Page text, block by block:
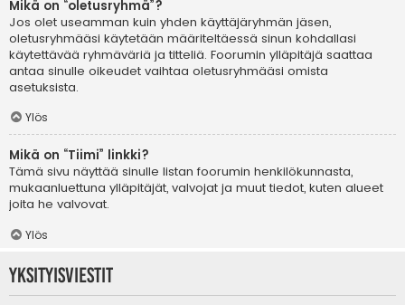
Mikä on “oletusryhmä”?
Jos olet useamman kuin yhden käyttäjäryhmän jäsen,
oletusryhmääsi käytetään määriteltäessä sinun kohdallasi
käytettävää ryhmäväriä ja titteliä. Foorumin ylläpitäjä saattaa
antaa sinulle oikeudet vaihtaa oletusryhmääsi omista
asetuksista.
Ylös
Mikä on “Tiimi” linkki?
Tämä sivu näyttää sinulle listan foorumin henkilökunnasta,
mukaanluettuna ylläpitäjät, valvojat ja muut tiedot, kuten alueet
joita he valvovat.
Ylös
Yksityisviestit